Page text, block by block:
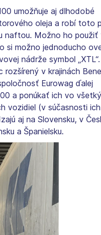
umožňuje aj dlhodobé
oleja a robí toto
naftou. Možno ho použiť
si možno jednoducho
nádrže symbol „XTL“.
v krajinách
Eurowag ďalej
a ponúkať ich vo
vozidiel (v súčasnosti
aj na Slovensku, v
a Španielsku.